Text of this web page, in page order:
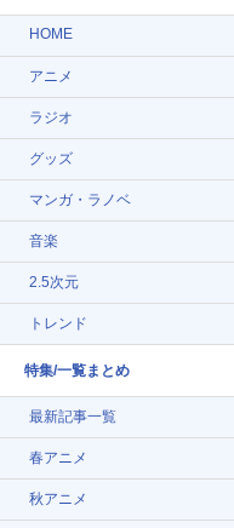
HOME
アニメ
ラジオ
グッズ
マンガ・ラノベ
音楽
2.5次元
トレンド
特集/一覧まとめ
最新記事一覧
春アニメ
秋アニメ